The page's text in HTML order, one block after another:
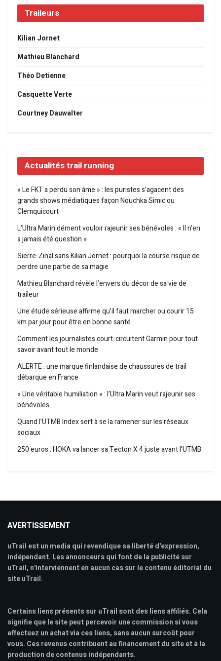
Traileurs
Kilian Jornet
Mathieu Blanchard
Théo Detienne
Casquette Verte
Courtney Dauwalter
Actualités trail running
« Le FKT a perdu son âme » : les puristes s’agacent des
grands shows médiatiques façon Nouchka Simic ou
Clemquicourt
L’Ultra Marin dément vouloir rajeunir ses bénévoles : « Il n’en
a jamais été question »
Sierre-Zinal sans Kilian Jornet : pourquoi la course risque de
perdre une partie de sa magie
Mathieu Blanchard révèle l’envers du décor de sa vie de
traileur
Une étude sérieuse affirme qu’il faut marcher ou courir 15
km par jour pour être en bonne santé
Comment les journalistes court-circuitent Garmin pour tout
savoir avant tout le monde
ALERTE : une marque finlandaise de chaussures de trail
débarque en France
« Une véritable humiliation » : l’Ultra Marin veut rajeunir ses
bénévoles
Quand l’UTMB Index sert à se la ramener sur les réseaux
sociaux
250 euros : HOKA va lancer sa Tecton X 4 juste avant l’UTMB
AVERTISSEMENT
uTrail est un media qui revendique sa liberté d'expression,
indépendant. Les annonceurs qui font de la publicité sur
uTrail, n'interviennent en aucun cas sur le contenu éditorial du
site uTrail.
Certains liens présents sur uTrail sont des liens affiliés. Cela
signifie que le site peut percevoir une commission si vous
effectuez un achat via ces liens, sans aucun surcoût pour
vous. Ces revenus contribuent au financement du site et à la
production de contenus indépendants.